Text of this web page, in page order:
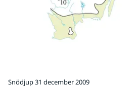
Snödjup 31 december 2009